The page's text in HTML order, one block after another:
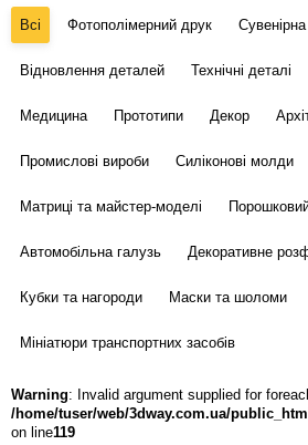
Всі Фотополімерний друк
Відновлення деталей Технічні деталі
Медицина Прототипи Декор
Промислові вироби Силіконові молди
Матриці та майстер-моделі
Автомобільна галузь Декоративне
Кубки та нагороди Маски та шоломи
Мініатюри транспортних засобів
Warning: Invalid argument supplied for
/home/tuser/web/3dway.com.ua/
on line119